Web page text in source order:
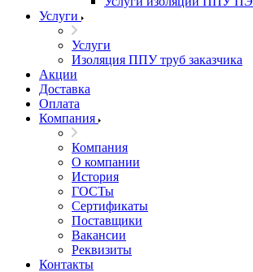
Услуги
Услуги
Изоляция ППУ труб заказчика
Акции
Доставка
Оплата
Компания
Компания
О компании
История
ГОСТы
Сертификаты
Поставщики
Вакансии
Реквизиты
Контакты